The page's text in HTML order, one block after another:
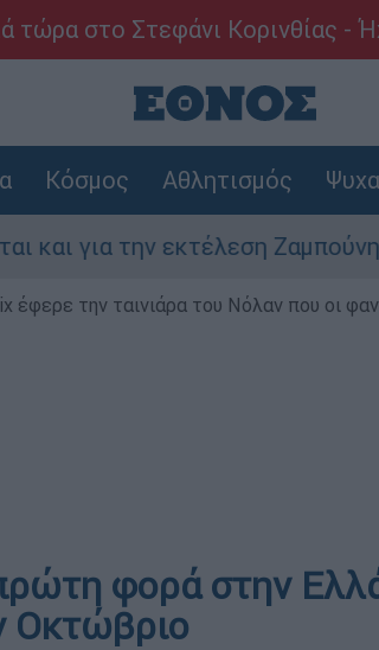
τώρα στο Στεφάνι Κορινθίας -
Κόσμος Αθλητισμός
εκτέλεση Ζαμπούνη
έφερε την ταινιάρα του Νόλαν που οι
φορά στην
Οκτώβριο